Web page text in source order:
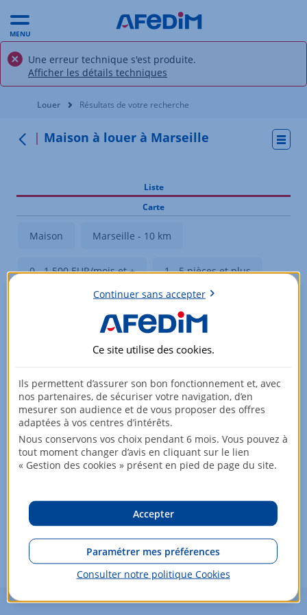
MENU
Une erreur technique s'est produite.
Afficher les détails techniques
Vous êtes ici:
Louer Résultats de votre recherche
Maison à louer à Marseille
Liste
Carte
Maison Marseille - 10 km
0 - 1 500 EUR/mois et + 1 - 5 pièces et plus
Aucun bien ne répond à vos critères de recherche pour
le moment.
N'hésitez pas à modifier vos critères pour élargir votre
recherche !
Aussi, ne manquez pas l'arrivée d'un nouveau bien
M'avertir dès qu'un nouveau bien est
disponible
Continuer sans accepter
Ce site utilise des cookies.
Ils permettent d’assurer son bon fonctionnement et, avec
nos partenaires, de sécuriser votre navigation, d’en
mesurer son audience et de vous proposer des offres
adaptées à vos centres d’intérêts.
Nous conservons vos choix pendant 6 mois. Vous pouvez à
tout moment changer d’avis en cliquant sur le lien
« Gestion des cookies » présent en pied de page du site.
Accepter
Paramétrer mes préférences
Consulter notre politique Cookies